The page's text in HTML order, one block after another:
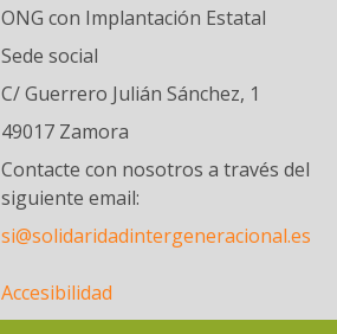
ONG con Implantación Estatal
Sede social
C/ Guerrero Julián Sánchez, 1
49017 Zamora
Contacte con nosotros a través del
siguiente email:
si@solidaridadintergeneracional.es
Accesibilidad